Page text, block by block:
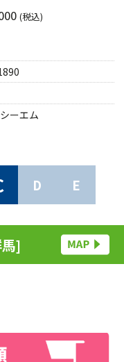
(税込)
ーエム
D E
]